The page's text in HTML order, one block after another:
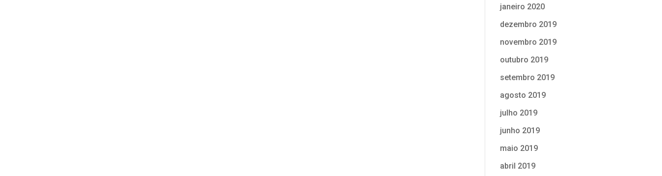
janeiro 2020
dezembro 2019
novembro 2019
outubro 2019
setembro 2019
agosto 2019
julho 2019
junho 2019
maio 2019
abril 2019